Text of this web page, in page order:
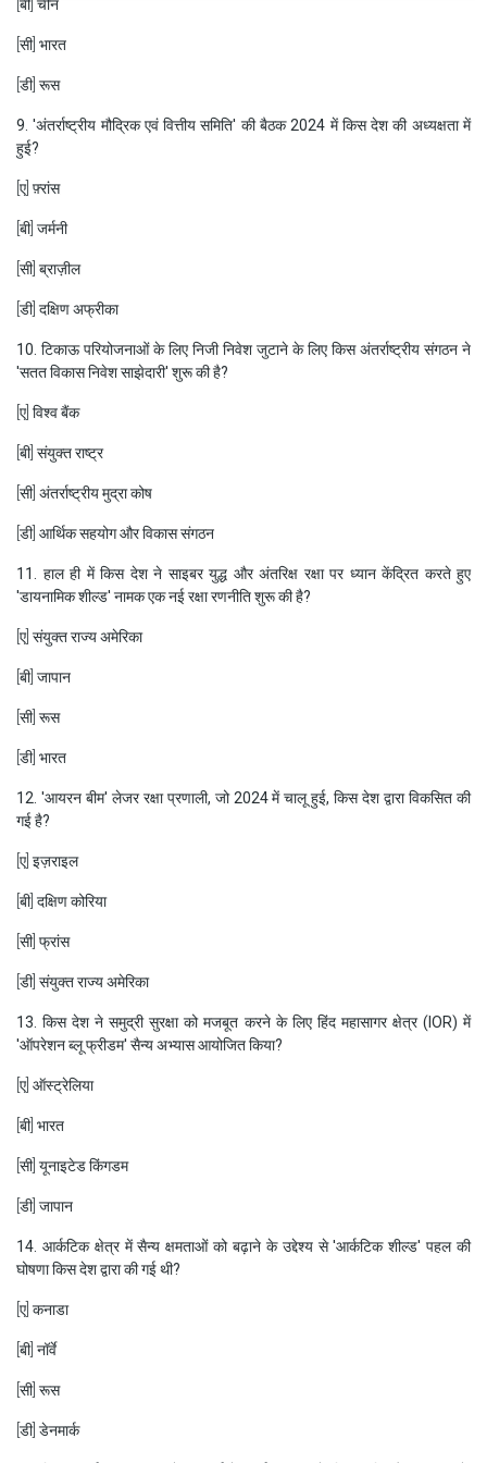
[बी] चीन
[सी] भारत
[डी] रूस
9. 'अंतर्राष्ट्रीय मौद्रिक एवं वित्तीय समिति' की बैठक 2024 में किस देश की अध्यक्षता में
हुई?
[ए] फ़्रांस
[बी] जर्मनी
[सी] ब्राज़ील
[डी] दक्षिण अफ्रीका
10. टिकाऊ परियोजनाओं के लिए निजी निवेश जुटाने के लिए किस अंतर्राष्ट्रीय संगठन ने
'सतत विकास निवेश साझेदारी' शुरू की है?
[ए] विश्व बैंक
[बी] संयुक्त राष्ट्र
[सी] अंतर्राष्ट्रीय मुद्रा कोष
[डी] आर्थिक सहयोग और विकास संगठन
11. हाल ही में किस देश ने साइबर युद्ध और अंतरिक्ष रक्षा पर ध्यान केंद्रित करते हुए
'डायनामिक शील्ड' नामक एक नई रक्षा रणनीति शुरू की है?
[ए] संयुक्त राज्य अमेरिका
[बी] जापान
[सी] रूस
[डी] भारत
12. 'आयरन बीम' लेजर रक्षा प्रणाली, जो 2024 में चालू हुई, किस देश द्वारा विकसित की
गई है?
[ए] इज़राइल
[बी] दक्षिण कोरिया
[सी] फ्रांस
[डी] संयुक्त राज्य अमेरिका
13. किस देश ने समुद्री सुरक्षा को मजबूत करने के लिए हिंद महासागर क्षेत्र (IOR) में
'ऑपरेशन ब्लू फ्रीडम' सैन्य अभ्यास आयोजित किया?
[ए] ऑस्ट्रेलिया
[बी] भारत
[सी] यूनाइटेड किंगडम
[डी] जापान
14. आर्कटिक क्षेत्र में सैन्य क्षमताओं को बढ़ाने के उद्देश्य से 'आर्कटिक शील्ड' पहल की
घोषणा किस देश द्वारा की गई थी?
[ए] कनाडा
[बी] नॉर्वे
[सी] रूस
[डी] डेनमार्क